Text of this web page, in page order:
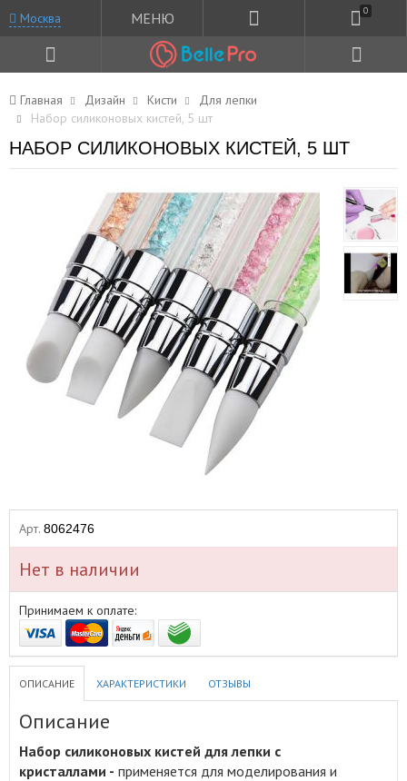
Москва МЕНЮ 0
Главная Дизайн Кисти
Для лепки
Набор силиконовых кистей, 5 шт
НАБОР СИЛИКОНОВЫХ КИСТЕЙ, 5 ШТ
Арт. 8062476
Нет в наличии
Принимаем к оплате:
ОПИСАНИЕ ХАРАКТЕРИСТИКИ ОТЗЫВЫ
Описание
Набор силиконовых кистей для лепки с
кристаллами - применяется для моделирования и